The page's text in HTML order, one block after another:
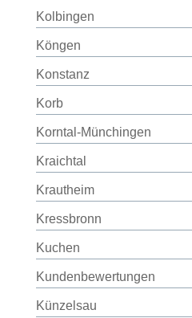
Kolbingen
Köngen
Konstanz
Korb
Korntal-Münchingen
Kraichtal
Krautheim
Kressbronn
Kuchen
Kundenbewertungen
Künzelsau